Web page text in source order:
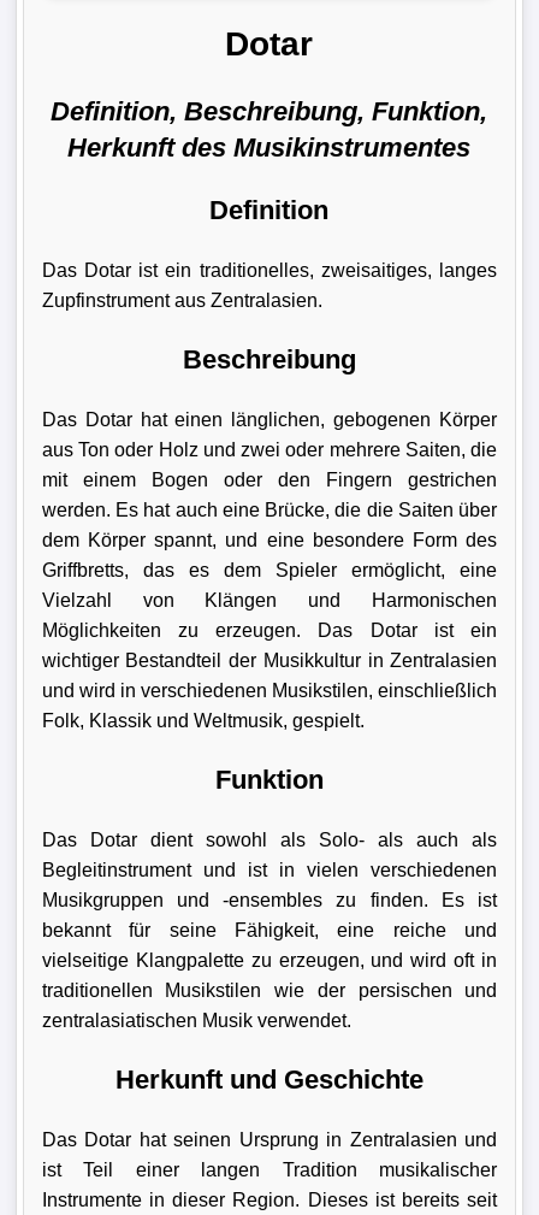
Dotar
Definition, Beschreibung, Funktion,
Herkunft des Musikinstrumentes
Definition
Das Dotar ist ein traditionelles, zweisaitiges, langes
Zupfinstrument aus Zentralasien.
Beschreibung
Das Dotar hat einen länglichen, gebogenen Körper
aus Ton oder Holz und zwei oder mehrere Saiten, die
mit einem Bogen oder den Fingern gestrichen
werden. Es hat auch eine Brücke, die die Saiten über
dem Körper spannt, und eine besondere Form des
Griffbretts, das es dem Spieler ermöglicht, eine
Vielzahl von Klängen und Harmonischen
Möglichkeiten zu erzeugen. Das Dotar ist ein
wichtiger Bestandteil der Musikkultur in Zentralasien
und wird in verschiedenen Musikstilen, einschließlich
Folk, Klassik und Weltmusik, gespielt.
Funktion
Das Dotar dient sowohl als Solo- als auch als
Begleitinstrument und ist in vielen verschiedenen
Musikgruppen und -ensembles zu finden. Es ist
bekannt für seine Fähigkeit, eine reiche und
vielseitige Klangpalette zu erzeugen, und wird oft in
traditionellen Musikstilen wie der persischen und
zentralasiatischen Musik verwendet.
Herkunft und Geschichte
Das Dotar hat seinen Ursprung in Zentralasien und
ist Teil einer langen Tradition musikalischer
Instrumente in dieser Region. Dieses ist bereits seit